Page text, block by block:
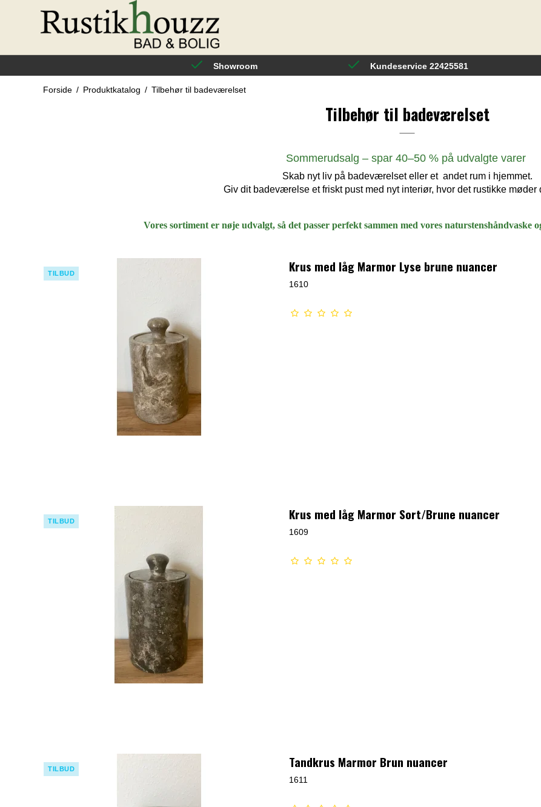
Showroom Kundeservice 22425581
Forside / Produktkatalog / Tilbehør til badeværelset
Tilbehør til badeværelset
Sommerudsalg – spar 40–50 % på udvalgte varer
Skab nyt liv på badeværelset eller et andet rum i hjemmet.
Giv dit badeværelse et friskt pust med nyt interiør, hvor det rustikke møder
Vores sortiment er nøje udvalgt, så det passer perfekt sammen med vores
TILBUD Krus med låg Marmor Lyse brune nuancer
1610
TILBUD Krus med låg Marmor Sort/Brune nuancer
1609
TILBUD Tandkrus Marmor Brun nuancer
1611